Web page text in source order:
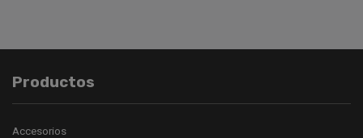
Productos
Accesorios